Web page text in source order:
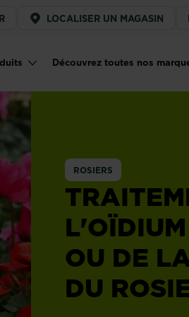
LOCALISER UN MAGASIN
navigation
Découvrez toutes nos
ROSIERS
OU DE
DU